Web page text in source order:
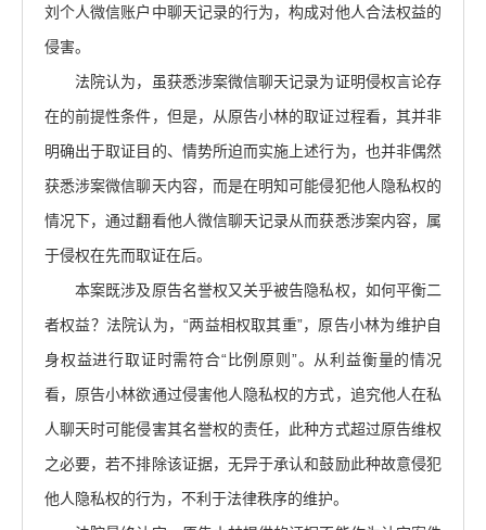
刘个人微信账户中聊天记录的行为，构成对他人合法权益的
侵害。
法院认为，虽获悉涉案微信聊天记录为证明侵权言论存
在的前提性条件，但是，从原告小林的取证过程看，其并非
明确出于取证目的、情势所迫而实施上述行为，也并非偶然
获悉涉案微信聊天内容，而是在明知可能侵犯他人隐私权的
情况下，通过翻看他人微信聊天记录从而获悉涉案内容，属
于侵权在先而取证在后。
本案既涉及原告名誉权又关乎被告隐私权，如何平衡二
者权益？法院认为，“两益相权取其重”，原告小林为维护自
身权益进行取证时需符合“比例原则”。从利益衡量的情况
看，原告小林欲通过侵害他人隐私权的方式，追究他人在私
人聊天时可能侵害其名誉权的责任，此种方式超过原告维权
之必要，若不排除该证据，无异于承认和鼓励此种故意侵犯
他人隐私权的行为，不利于法律秩序的维护。